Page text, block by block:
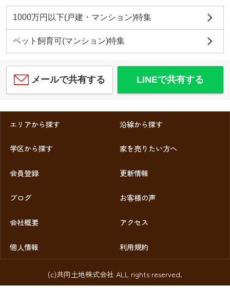
1000万円以下(戸建・マンション)特集
ペット飼育可(マンション)特集
メールで共有する LINEで共有する
エリアから探す 沿線から探す
学区から探す 家を売りたい方へ
会員登録 更新情報
ブログ お客様の声
会社概要 アクセス
個人情報 利用規約
(c)共同土地株式会社 ALL rights reserved.